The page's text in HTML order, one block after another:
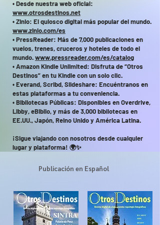
• Desde nuestra web oficial:
www.otrosdestinos.net
• Zinio: El quiosco digital más popular del mundo.
www.zinio.com/es
• PressReader: Más de 7,000 publicaciones en
vuelos, trenes, cruceros y hoteles de todo el
mundo.www.pressreader.com/es/catalog
• Amazon Kindle Unlimited: Disfruta de “Otros
Destinos” en tu Kindle con un solo clic.
• Everand, Scribd, Slideshare: Encuéntranos en
estas plataformas a tu conveniencia.
• Bibliotecas Públicas: Disponibles en Overdrive,
Libby, eBiblio, y más de 3,000 bibliotecas en
EE.UU., Japón, Reino Unido y América Latina.
¡Sigue viajando con nosotros desde cualquier
lugar y plataforma! 🌍✨
Publicación en Español